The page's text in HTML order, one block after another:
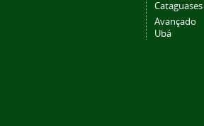
Cataguases
Avançado
Ubá